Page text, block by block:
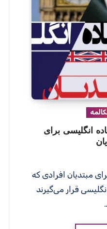
انگلیسی برای
قرار می‌گیرند